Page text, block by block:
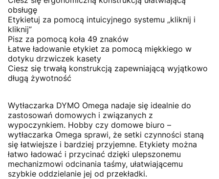
obsługę
Etykietuj za pomocą intuicyjnego systemu „kliknij i
kliknij”
Pisz za pomocą koła 49 znaków
Łatwe ładowanie etykiet za pomocą miękkiego w
dotyku drzwiczek kasety
Ciesz się trwałą konstrukcją zapewniającą wyjątkowo
długą żywotność
Wytłaczarka DYMO Omega nadaje się idealnie do
zastosowań domowych i związanych z
wypoczynkiem. Hobby czy domowe biuro –
wytłaczarka Omega sprawi, że setki czynności staną
się łatwiejsze i bardziej przyjemne. Etykiety można
łatwo ładować i przycinać dzięki ulepszonemu
mechanizmowi odcinania taśmy, ułatwiającemu
szybkie oddzielanie jej od przekładki.